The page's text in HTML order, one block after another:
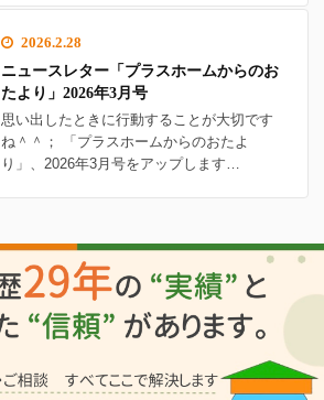
2026.2.28
ニュースレター「プラスホームからのお
たより」2026年3月号
思い出したときに行動することが大切です
ね＾＾； 「プラスホームからのおたよ
り」、2026年3月号をアップします…